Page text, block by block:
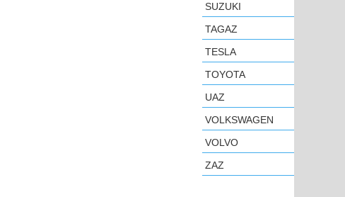
SUZUKI
TAGAZ
TESLA
TOYOTA
UAZ
VOLKSWAGEN
VOLVO
ZAZ